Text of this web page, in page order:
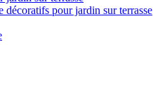
décoratifs pour jardin sur terrasse